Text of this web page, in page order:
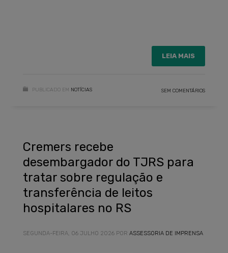
LEIA MAIS
PUBLICADO EM NOTÍCIAS SEM COMENTÁRIOS
Cremers recebe
desembargador do TJRS para
tratar sobre regulação e
transferência de leitos
hospitalares no RS
SEGUNDA-FEIRA, 06 JULHO 2026 POR ASSESSORIA DE IMPRENSA